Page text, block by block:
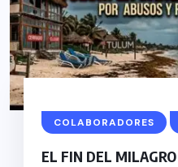
COLABORADORES
EL FIN DEL